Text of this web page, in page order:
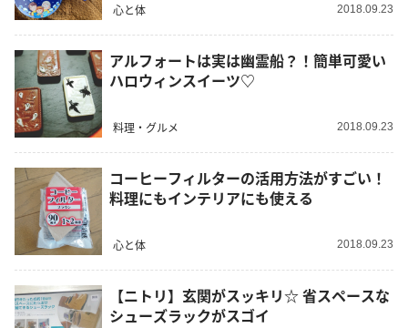
心と体 2018.09.23
アルフォートは実は幽霊船？！簡単可愛い
ハロウィンスイーツ♡
料理・グルメ 2018.09.23
コーヒーフィルターの活用方法がすごい！
料理にもインテリアにも使える
心と体 2018.09.23
【ニトリ】玄関がスッキリ☆ 省スペースな
シューズラックがスゴイ